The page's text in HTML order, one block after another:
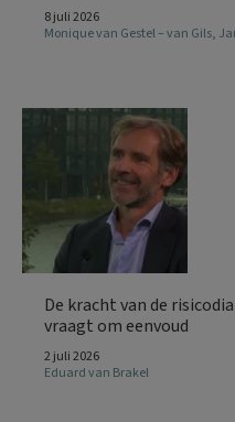
8 juli 2026
Monique van Gestel – van Gils,
De kracht van de
vraagt om eenvoud
2 juli 2026
Eduard van Brakel